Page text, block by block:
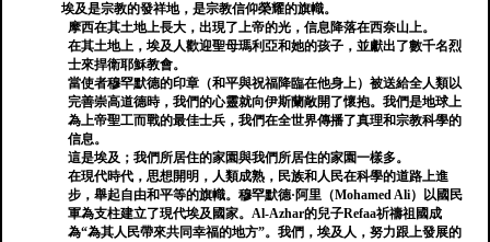
埃及是宗教的發祥地，是宗教信仰榮耀的旗幟。
摩西在其土地上長大，出現了上帝的光，信息降落在西奈山上。
在其土地上，埃及人歡迎聖母瑪利亞和她的孩子，並獻出了數千名烈
士來捍衛耶穌教會。
當使者穆罕默德的印章（和平與祝福降臨在他身上）被送給全人類以
完善崇高道德時，我們的心靈就向伊斯蘭敞開了懷抱。我們是地球上
為上帝聖工而戰的最佳士兵，我們在全世界傳播了真理和宗教科學的
信息。
這是埃及；我們所居住的家園與我們所居住的家園一樣多。
在現代時代，思想開明，人類成熟，民族和人民在科學的道路上進
步，舉起自由和平等的旗幟。穆罕默德·阿里（Mohamed Ali）以國民
軍為支柱建立了現代埃及國家。Al-Azhar的兒子Refaa祈禱祖國成
為“為其人民帶來共同幸福的地方”。我們，埃及人，努力跟上發展的